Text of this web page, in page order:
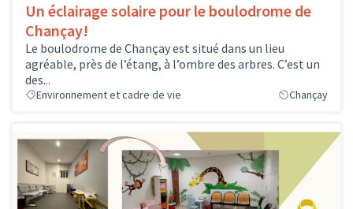
Un éclairage solaire pour le boulodrome de
Chançay!
Le boulodrome de Chançay est situé dans un lieu
agréable, près de l’étang, à l’ombre des arbres. C’est un
des...
Environnement et cadre de vie Chançay